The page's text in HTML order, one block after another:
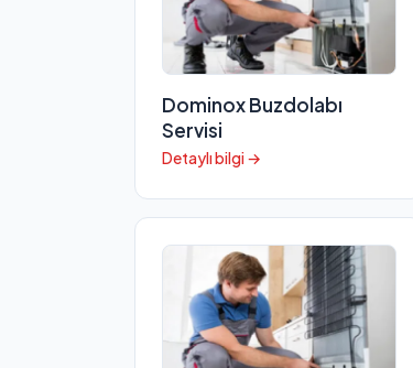
Dominox Buzdolabı
Servisi
Detaylı bilgi →